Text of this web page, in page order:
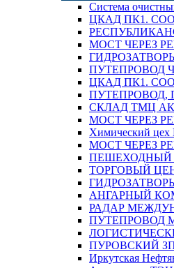
Система
ЦКАД ПК1.
МОСТ ЧЕРЕЗ
ПУТЕПРОВОД
ЦКАД ПК1.
ПУТЕПРОВОД,
СКЛАД ТМЦ
МОСТ ЧЕРЕЗ
Химический цех
МОСТ ЧЕРЕЗ
ПЕШЕХОДНЫЙ
ТОРГОВЫЙ
АНГАРНЫЙ
РАДАР
ПУТЕПРОВОД
ПУРОВСКИЙ
Иркутская